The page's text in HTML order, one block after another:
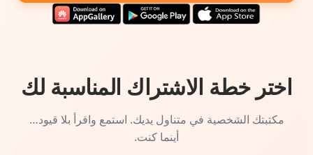
اختر خطة الاشتراك المناسبة لك
مكتبتك الشخصية في متناول يديك. استمع واقرأ بلا قيود…
أينما كنت.